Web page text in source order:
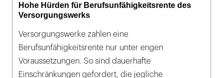
Hohe Hürden für Berufsunfähigkeitsrente des
Versorgungswerks
Versorgungswerke zahlen eine
Berufsunfähigkeitsrente nur unter engen
Voraussetzungen. So sind dauerhafte
Einschränkungen gefordert, die jegliche